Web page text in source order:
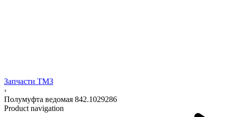
Запчасти ТМЗ
›
Полумуфта ведомая 842.1029286
Product navigation